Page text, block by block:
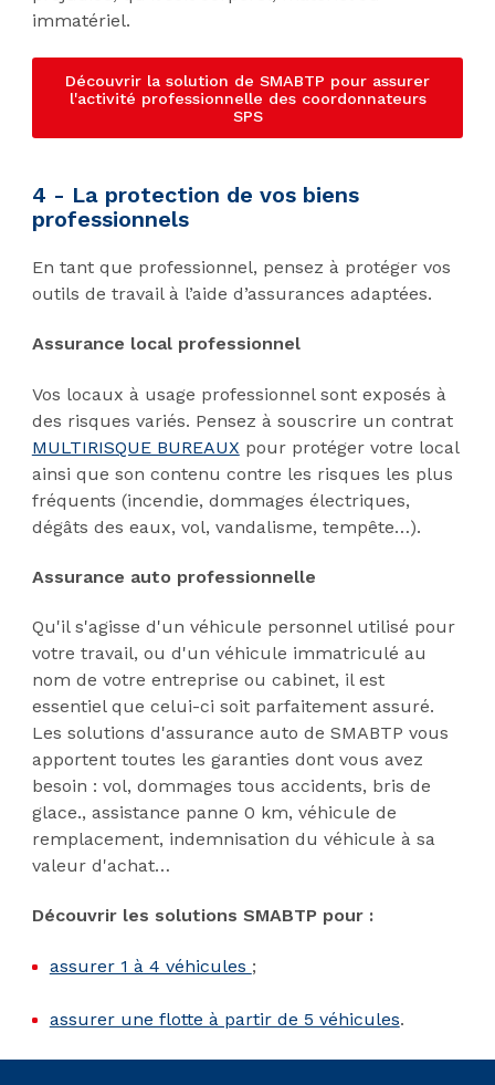
immatériel.
Découvrir la solution de SMABTP pour assurer
l'activité professionnelle des coordonnateurs
SPS
4 - La protection de vos biens
professionnels
En tant que professionnel, pensez à protéger vos
outils de travail à l’aide d’assurances adaptées.
Assurance local professionnel
Vos locaux à usage professionnel sont exposés à
des risques variés. Pensez à souscrire un contrat
MULTIRISQUE BUREAUX pour protéger votre local
ainsi que son contenu contre les risques les plus
fréquents (incendie, dommages électriques,
dégâts des eaux, vol, vandalisme, tempête…).
Assurance auto professionnelle
Qu'il s'agisse d'un véhicule personnel utilisé pour
votre travail, ou d'un véhicule immatriculé au
nom de votre entreprise ou cabinet, il est
essentiel que celui-ci soit parfaitement assuré.
Les solutions d'assurance auto de SMABTP vous
apportent toutes les garanties dont vous avez
besoin : vol, dommages tous accidents, bris de
glace., assistance panne 0 km, véhicule de
remplacement, indemnisation du véhicule à sa
valeur d'achat…
Découvrir les solutions SMABTP pour :
assurer 1 à 4 véhicules ;
assurer une flotte à partir de 5 véhicules.